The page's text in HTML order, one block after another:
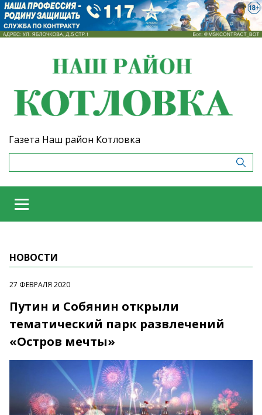
Газета Наш район Котловка
НОВОСТИ
27 ФЕВРАЛЯ 2020
Путин и Собянин открыли
тематический парк развлечений
«Остров мечты»